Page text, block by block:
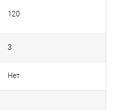
120
3
Нет